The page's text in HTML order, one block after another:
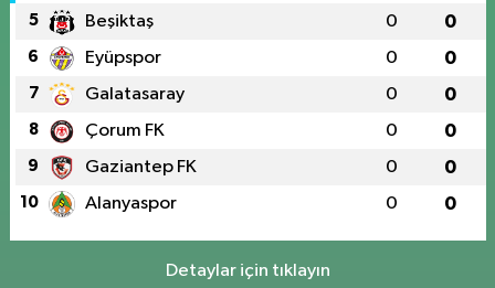
5 Beşiktaş 0 0
6 Eyüpspor 0 0
7 Galatasaray 0 0
8 Çorum FK 0 0
9 Gaziantep FK 0 0
10 Alanyaspor 0 0
Detaylar için tıklayın